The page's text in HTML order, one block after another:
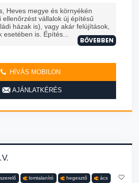
Heves megye és környékén
ellenőrzést vállalok új építésű
házak is), vagy akár felújítások,
is. Építés...
BŐVEBBEN
HÍVÁS MOBILON
AJÁNLATKÉRÉS
lomtalanító hegesztő ács